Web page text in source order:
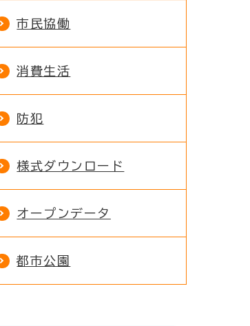
市民協働
消費生活
防犯
様式ダウンロード
オープンデータ
都市公園